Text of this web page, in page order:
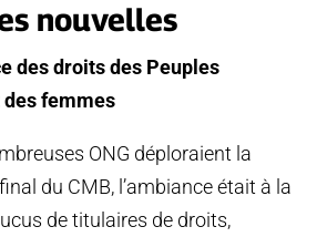
nouvelles
des droits des Peuples
femmes
ONG déploraient la
du CMB, l’ambiance était à la
de titulaires de droits,